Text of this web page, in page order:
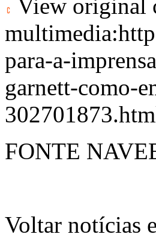
View original
multimedia:
para-a-
garnett-como-
FONTE
Voltar notícias